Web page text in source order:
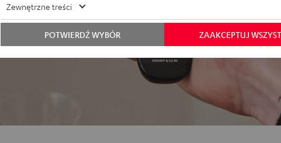
Zewnętrzne treści
ZAAKCEPTUJ
POTWIERDŹ WYBÓR